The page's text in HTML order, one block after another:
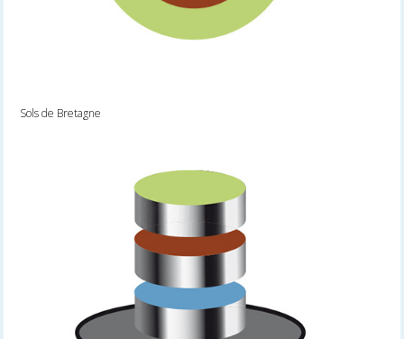
Sols de Bretagne